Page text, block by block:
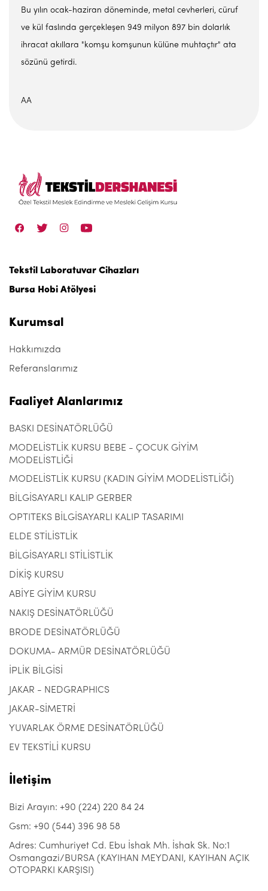
Bu yılın ocak-haziran döneminde, metal cevherleri, cüruf
ve kül faslında gerçekleşen 949 milyon 897 bin dolarlık
ihracat akıllara "komşu komşunun külüne muhtaçtır" ata
sözünü getirdi.
AA
Tekstil Laboratuvar Cihazları
Bursa Hobi Atölyesi
Kurumsal
Hakkımızda
Referanslarımız
Faaliyet Alanlarımız
BASKI DESİNATÖRLÜĞÜ
MODELİSTLİK KURSU BEBE - ÇOCUK GİYİM
MODELİSTLİĞİ
MODELİSTLİK KURSU (KADIN GİYİM MODELİSTLİĞİ)
BİLGİSAYARLI KALIP GERBER
OPTITEKS BİLGİSAYARLI KALIP TASARIMI
ELDE STİLİSTLİK
BİLGİSAYARLI STİLİSTLİK
DİKİŞ KURSU
ABİYE GİYİM KURSU
NAKIŞ DESİNATÖRLÜĞÜ
BRODE DESİNATÖRLÜĞÜ
DOKUMA- ARMÜR DESİNATÖRLÜĞÜ
İPLİK BİLGİSİ
JAKAR - NEDGRAPHICS
JAKAR-SİMETRİ
YUVARLAK ÖRME DESİNATÖRLÜĞÜ
EV TEKSTİLİ KURSU
İletişim
Bizi Arayın: +90 (224) 220 84 24
Gsm: +90 (544) 396 98 58
Adres: Cumhuriyet Cd. Ebu İshak Mh. İshak Sk. No:1
Osmangazi/BURSA (KAYIHAN MEYDANI, KAYIHAN AÇIK
OTOPARKI KARŞISI)